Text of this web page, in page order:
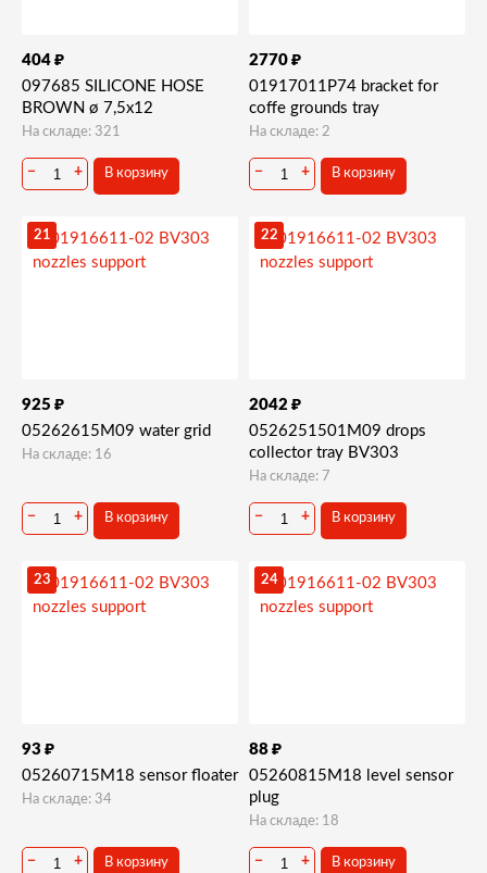
404 ₽
097685 SILICONE HOSE
BROWN ø 7,5x12
На складе: 321
− + В корзину
2770 ₽
01917011P74 bracket for
coffe grounds tray
На складе: 2
− + В корзину
21
925 ₽
05262615M09 water grid
На складе: 16
− + В корзину
22
2042 ₽
0526251501M09 drops
collector tray BV303
На складе: 7
− + В корзину
23
93 ₽
05260715M18 sensor floater
На складе: 34
− + В корзину
24
88 ₽
05260815M18 level sensor
plug
На складе: 18
− + В корзину